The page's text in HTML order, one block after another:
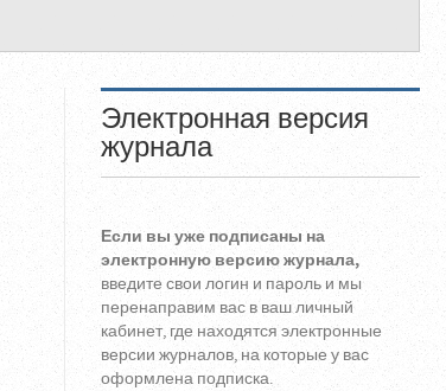
Электронная версия
журнала
Если вы уже подписаны на
электронную версию журнала,
введите свои логин и пароль и мы
перенаправим вас в ваш личный
кабинет, где находятся электронные
версии журналов, на которые у вас
оформлена подписка.